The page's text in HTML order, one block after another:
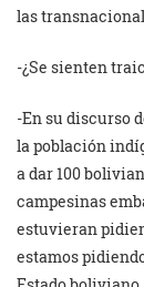
las
-¿Se sienten
-En su discurso
la población
a dar 100
campesinas
estuvieran
estamos